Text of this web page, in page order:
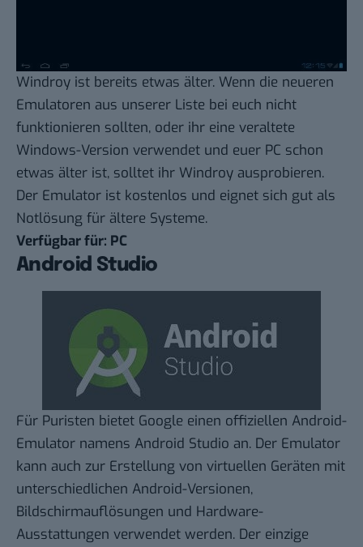
Windroy ist bereits etwas älter. Wenn die neueren
Emulatoren aus unserer Liste bei euch nicht
funktionieren sollten, oder ihr eine veraltete
Windows-Version verwendet und euer PC schon
etwas älter ist, solltet ihr Windroy ausprobieren.
Der Emulator ist kostenlos und eignet sich gut als
Notlösung für ältere Systeme.
Verfügbar für: PC
Android Studio
Für Puristen bietet Google einen offiziellen Android-
Emulator namens Android Studio an. Der Emulator
kann auch zur Erstellung von virtuellen Geräten mit
unterschiedlichen Android-Versionen,
Bildschirmauflösungen und Hardware-
Ausstattungen verwendet werden. Der einzige